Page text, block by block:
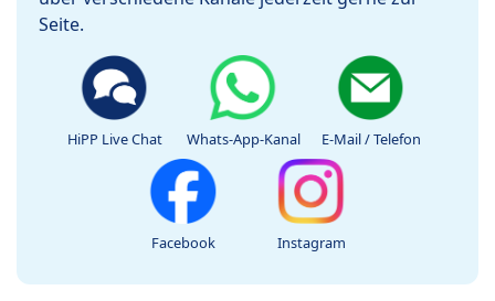
Seite.
HiPP Live Chat Whats-App-Kanal E-Mail / Telefon
Facebook Instagram